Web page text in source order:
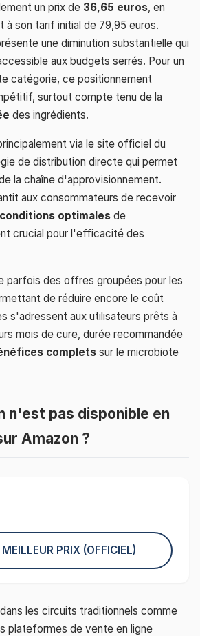
un prix de 36,65 euros, en
à son tarif initial de 79,95 euros.
une diminution substantielle qui
aux budgets serrés. Pour un
catégorie, ce positionnement
surtout compte tenu de la
des ingrédients.
via le site officiel du
de distribution directe qui permet
la chaîne d'approvisionnement.
aux consommateurs de recevoir
conditions optimales de
crucial pour l'efficacité des
parfois des offres groupées pour les
de réduire encore le coût
s'adressent aux utilisateurs prêts à
mois de cure, durée recommandée
complets sur le microbiote
n'est pas disponible en
Amazon ?
PRIX (OFFICIEL)
les circuits traditionnels comme
plateformes de vente en ligne